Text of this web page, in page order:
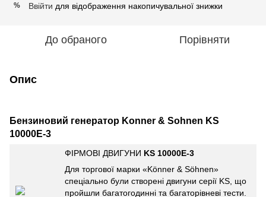
% Ввійти для відображення накопичувальної знижки
До обраного Порівняти
Опис
Бензиновий генератор Konner & Sohnen KS
10000E-3
ФІРМОВІ ДВИГУНИ KS 10000E-3
Для торгової марки «Könner & Söhnen»
спеціально були створені двигуни серії KS, що
пройшли багатогодинні та багаторівневі тести.